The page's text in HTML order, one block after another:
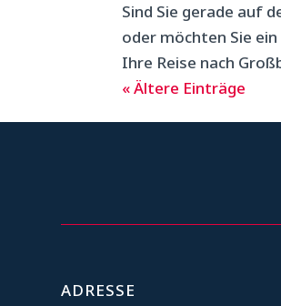
Sind Sie gerade auf
oder möchten Sie
Ihre Reise nach
« Ältere Einträge
ADRESSE